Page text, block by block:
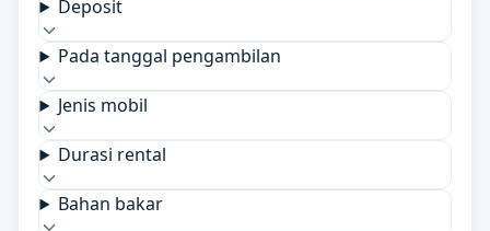
Deposit
Pada tanggal pengambilan
Jenis mobil
Durasi rental
Bahan bakar